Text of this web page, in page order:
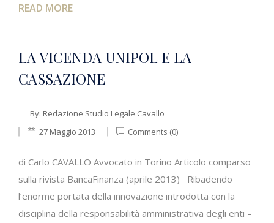
READ MORE
LA VICENDA UNIPOL E LA
CASSAZIONE
By: Redazione Studio Legale Cavallo
27 Maggio 2013
Comments (0)
di Carlo CAVALLO Avvocato in Torino Articolo comparso
sulla rivista BancaFinanza (aprile 2013) Ribadendo
l’enorme portata della innovazione introdotta con la
disciplina della responsabilità amministrativa degli enti –